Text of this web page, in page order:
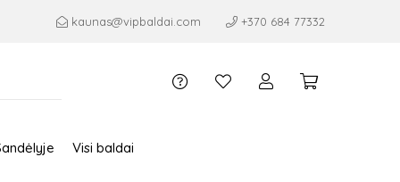
kaunas@vipbaldai.com +370 684 77332
Visi baldai